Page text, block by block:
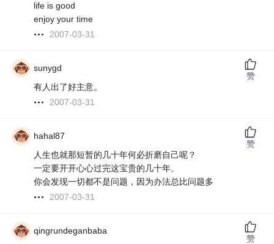
life is good
enjoy your time
2007-03-31
sunygd
有人出了好主意。
2007-03-31
赞
hahal87
人生也就那短暂的几十年何必折磨自己呢？
一定要开开心心过完这宝贵的几十年。
你会发现一切都不是问题，因为办法总比问题多
2007-03-31
赞
qingrundeganbaba
赞